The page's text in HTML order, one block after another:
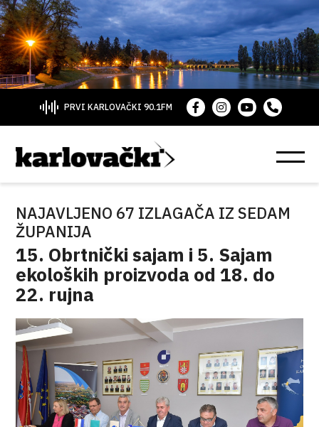
PRVI KARLOVAČKI 90.1FM
NAJAVLJENO 67 IZLAGAČA IZ SEDAM
ŽUPANIJA
15. Obrtnički sajam i 5. Sajam
ekoloških proizvoda od 18. do
22. rujna